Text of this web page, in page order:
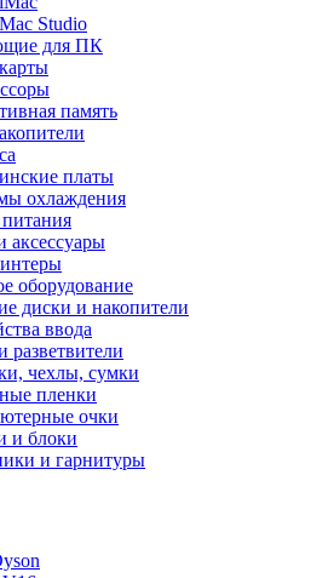
Studio
для ПК
память
платы
охлаждения
аксессуары
оборудование
диски и накопители
ввода
разветвители
чехлы, сумки
пленки
очки
и блоки
и гарнитуры